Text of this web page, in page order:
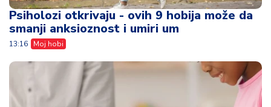
Psiholozi otkrivaju - ovih 9 hobija može da
smanji anksioznost i umiri um
13:16 Moj hobi